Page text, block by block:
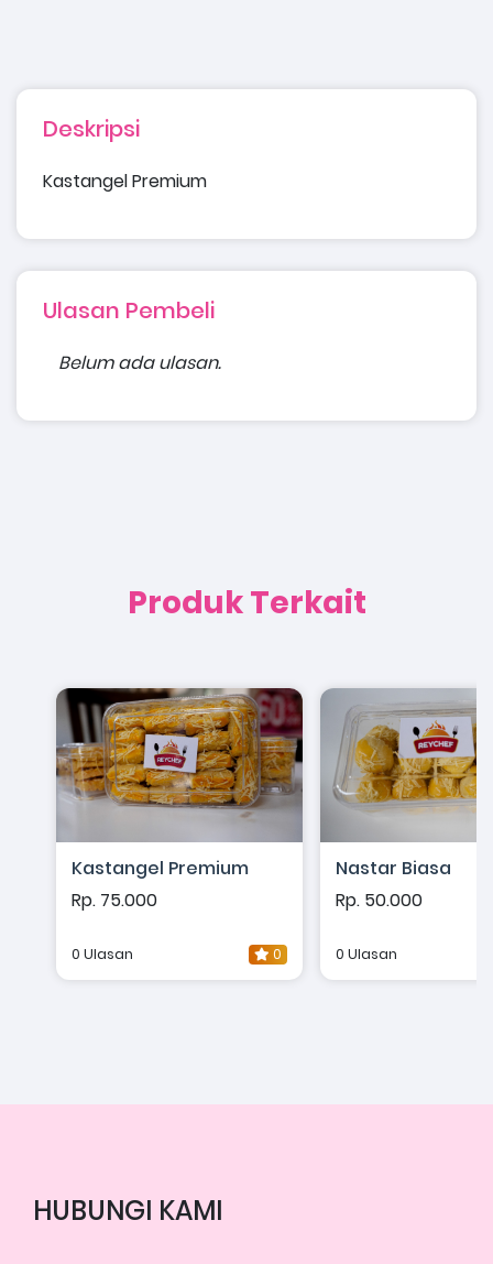
Deskripsi
Kastangel Premium
Ulasan Pembeli
Belum ada ulasan.
Produk Terkait
Kastangel Premium
Rp. 75.000
0 Ulasan 0
Nastar Biasa
Rp. 50.000
0 Ulasan
HUBUNGI KAMI